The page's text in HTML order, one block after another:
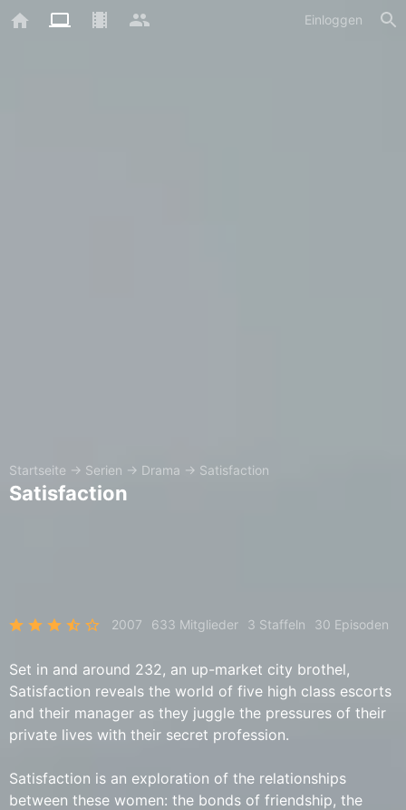
Einloggen
Startseite → Serien → Drama → Satisfaction
Satisfaction
2007 633 Mitglieder 3 Staffeln 30 Episoden
Set in and around 232, an up-market city brothel,
Satisfaction reveals the world of five high class escorts
and their manager as they juggle the pressures of their
private lives with their secret profession.
Satisfaction is an exploration of the relationships
between these women: the bonds of friendship, the